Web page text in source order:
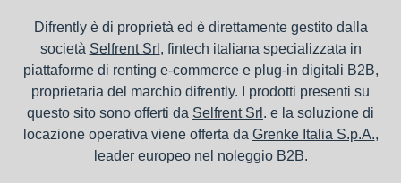
Difrently è di proprietà ed è direttamente gestito dalla
società Selfrent Srl , fintech italiana specializzata in
piattaforme di renting e-commerce e plug-in digitali B2B,
proprietaria del marchio difrently. I prodotti presenti su
questo sito sono offerti da Selfrent Srl . e la soluzione di
locazione operativa viene offerta da Grenke Italia S.p.A.,
leader europeo nel noleggio B2B.